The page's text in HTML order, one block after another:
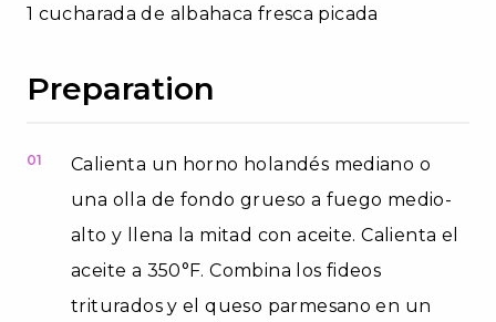
1 cucharada de albahaca fresca picada
Preparation
01
Calienta un horno holandés mediano o
una olla de fondo grueso a fuego medio-
alto y llena la mitad con aceite. Calienta el
aceite a 350°F. Combina los fideos
triturados y el queso parmesano en un